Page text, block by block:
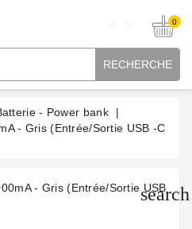
RECHERCHE
0
- Power bank
- Gris (Entrée/Sortie USB -C
search